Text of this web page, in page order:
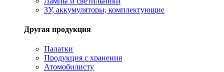
ЗУ, аккумуляторы, комплектующие
Другая продукция
Палатки
Продукция с хранения
Атомобилисту